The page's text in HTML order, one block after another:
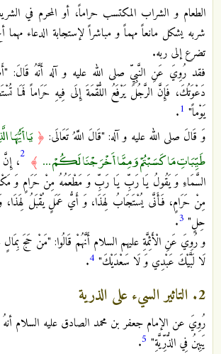
الطعام و الشراب المكتسب حراماً، أو المحرم في
شربه يشكل مانعاً مهماً و مباشراً لإستجابة الدعاء مهما
تضرع إلى ربه.
فقد رُوِيَ عَنِ النَّبِيِّ صلى الله عليه و آله أَنَّهُ
دَعْوَتُكَ، فَإِنَّ الرَّجُلَ يَرْفَعُ اللُّقْمَةَ إِلَى فِيهِ حَرَاماً فَمَا
يَوْماً" 1
.
وَ قَالَ صلى الله عليه و آله:‏ "قَالَ اللَّهُ تَعَالَى‏: ﴿ يَا أَيُّهَا
طَيِّبَاتِ مَا كَسَبْتُمْ وَمِمَّا أَخْرَجْنَا لَكُمْ ... ﴾ 2،
السَّمَاءِ وَ يَقُولُ يَا رَبِّ يَا رَبِّ وَ مَطْعَمُهُ مِنْ حَرَامٍ وَ
مِنْ حَرَامٍ، فَأَنَّى‏ يُسْتَجَابُ‏ لِهَذَا، وَ أَيُّ عَمَلٍ يُقْبَلُ لِهَذَا،
حِلٍ‏" 3
.
و رُوِيَ عَنِ الْأَئِمَّةِ عليهم السلام أَنَّهُمْ قَالُوا: "مَنْ‏ حَجَ‏ بِمَالٍ‏
لَا لَبَّيْكَ عَبْدِي وَ لَا سَعْدَيْكَ" 4
.
2. التاثير السيء على الذرية
رُوِيَ عن الإمام جعفر بن محمد الصادق عليه السلام
يَبِينُ‏ فِي‏ الذُّرِّيَّةِ" 5
.